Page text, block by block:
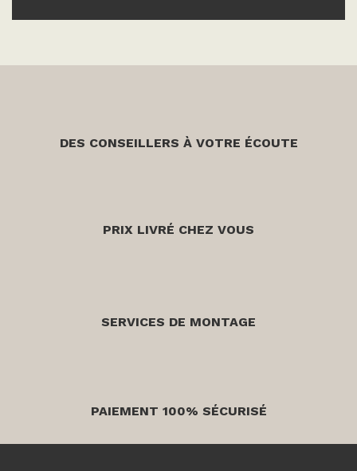
DES CONSEILLERS À VOTRE ÉCOUTE
PRIX LIVRÉ CHEZ VOUS
SERVICES DE MONTAGE
PAIEMENT 100% SÉCURISÉ